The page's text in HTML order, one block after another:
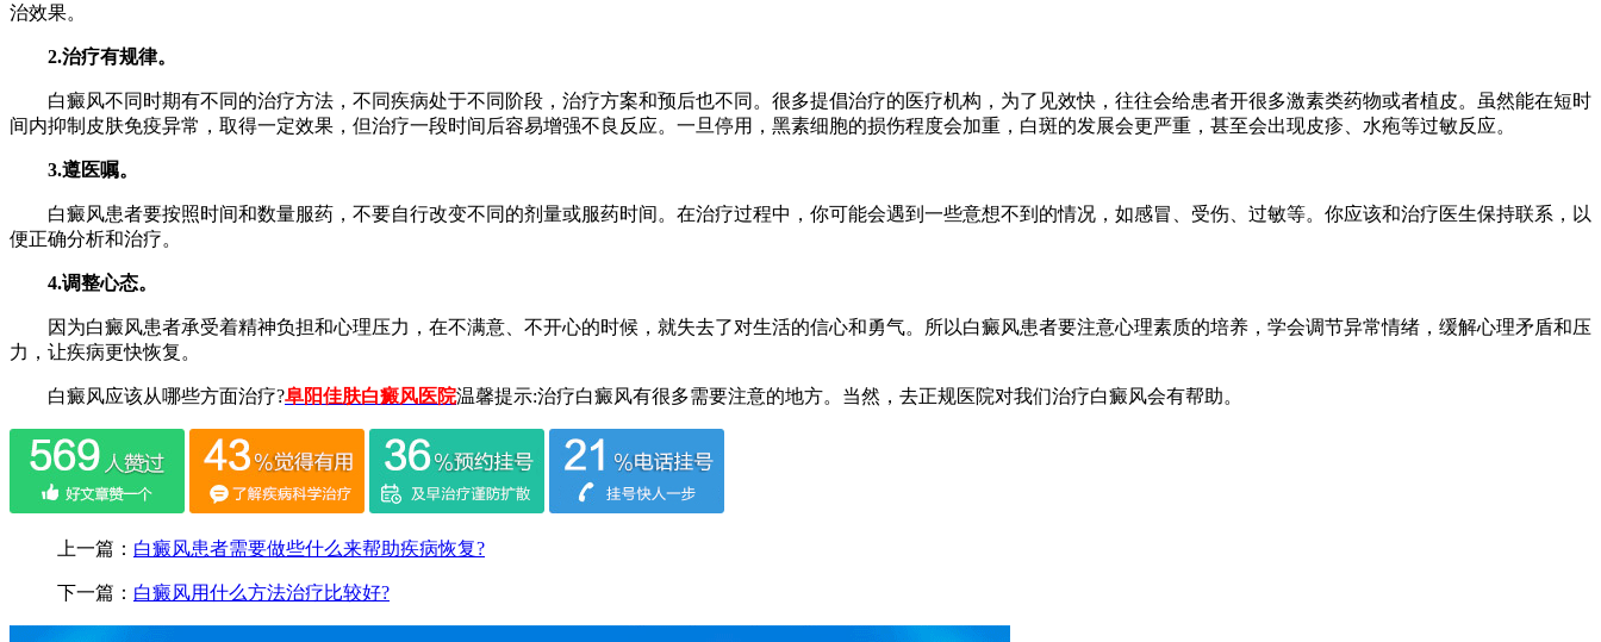
治效果。
2.治疗有规律。
白癜风不同时期有不同的治疗方法，不同疾病处于不同阶段，治疗方案和预后也不同。很多提倡治疗的医疗机构，为了见效快，往往会给患者开很多激素类药物或者植皮。虽然能在短时
间内抑制皮肤免疫异常，取得一定效果，但治疗一段时间后容易增强不良反应。一旦停用，黑素细胞的损伤程度会加重，白斑的发展会更严重，甚至会出现皮疹、水疱等过敏反应。
3.遵医嘱。
白癜风患者要按照时间和数量服药，不要自行改变不同的剂量或服药时间。在治疗过程中，你可能会遇到一些意想不到的情况，如感冒、受伤、过敏等。你应该和治疗医生保持联系，以
便正确分析和治疗。
4.调整心态。
因为白癜风患者承受着精神负担和心理压力，在不满意、不开心的时候，就失去了对生活的信心和勇气。所以白癜风患者要注意心理素质的培养，学会调节异常情绪，缓解心理矛盾和压
力，让疾病更快恢复。
白癜风应该从哪些方面治疗?阜阳佳肤白癜风医院温馨提示:治疗白癜风有很多需要注意的地方。当然，去正规医院对我们治疗白癜风会有帮助。
上一篇： 白癜风患者需要做些什么来帮助疾病恢复?
下一篇： 白癜风用什么方法治疗比较好?